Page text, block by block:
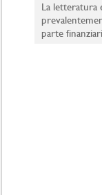
La letteratura
parte